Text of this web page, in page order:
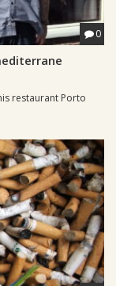
0
restaurant Porto